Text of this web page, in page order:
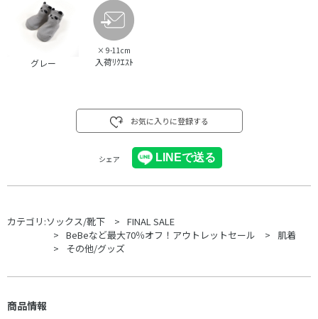
グレー
× 9-11cm
入荷ﾘｸｴｽﾄ
お気に入りに登録する
シェア
カテゴリ:ソックス/靴下
FINAL SALE
BeBeなど最大70％オフ！アウトレットセール
肌着
その他/グッズ
商品情報